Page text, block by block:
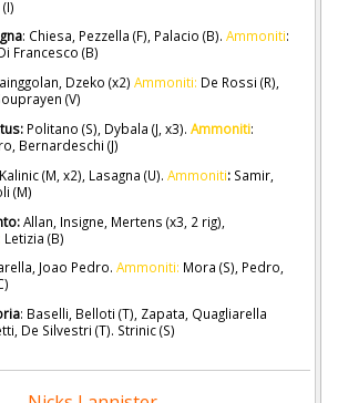
: Chiesa, Pezzella (F), Palacio (B). Ammoniti:
Francesco (B)
Dzeko (x2) Ammoniti: De Rossi (R),
(V)
Politano (S), Dybala (J, x3). Ammoniti:
Bernardeschi (J)
(M, x2), Lasagna (U). Ammoniti: Samir,
(M)
Allan, Insigne, Mertens (x3, 2 rig),
Letizia (B)
Joao Pedro. Ammoniti: Mora (S), Pedro,
: Baselli, Belloti (T), Zapata, Quagliarella
De Silvestri (T). Strinic (S)